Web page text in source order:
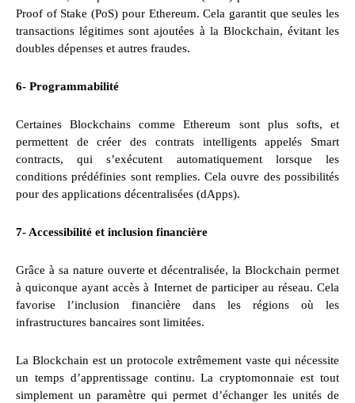
Proof of Stake (PoS) pour Ethereum. Cela garantit que seules les
transactions légitimes sont ajoutées à la Blockchain, évitant les
doubles dépenses et autres fraudes.
6- Programmabilité
Certaines Blockchains comme Ethereum sont plus softs, et
permettent de créer des contrats intelligents appelés Smart
contracts, qui s’exécutent automatiquement lorsque les
conditions prédéfinies sont remplies. Cela ouvre des possibilités
pour des applications décentralisées (dApps).
7- Accessibilité et inclusion financière
Grâce à sa nature ouverte et décentralisée, la Blockchain permet
à quiconque ayant accès à Internet de participer au réseau. Cela
favorise l’inclusion financière dans les régions où les
infrastructures bancaires sont limitées.
La Blockchain est un protocole extrêmement vaste qui nécessite
un temps d’apprentissage continu. La cryptomonnaie est tout
simplement un paramètre qui permet d’échanger les unités de